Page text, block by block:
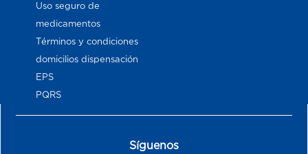
Uso seguro de
medicamentos
Términos y condiciones
domicilios dispensación
EPS
PQRS
Síguenos